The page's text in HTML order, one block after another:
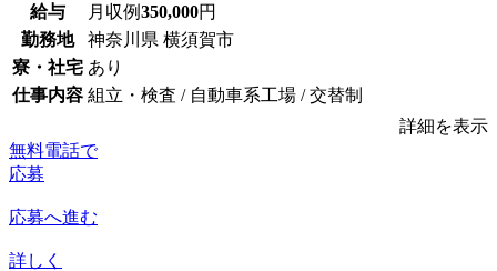
給与 月収例350,000円
勤務地
神奈川県 横須賀市
寮・社宅 あり
仕事内容 組立・検査 / 自動車系工場 / 交替制
詳細を表示
無料電話で
応募
応募へ進む
詳しく